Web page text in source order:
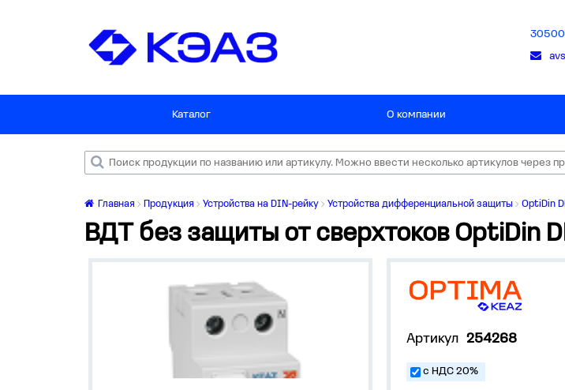
Каталог О компании
Главная Продукция Устройства на DIN-рейку Устройства дифференциальной защиты OptiDin
ВДТ без защиты от сверхтоков OptiDin
Артикул 254268
с НДС 20%